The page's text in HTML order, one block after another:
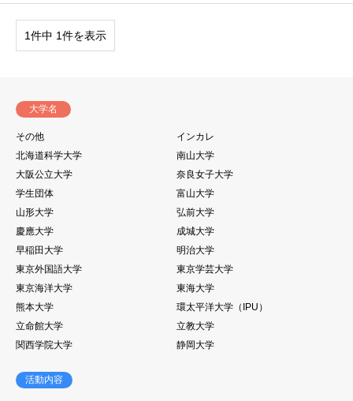
1件中 1件を表示
大学名
その他
インカレ
北海道科学大学
南山大学
大阪公立大学
奈良女子大学
学生団体
富山大学
山形大学
弘前大学
慶應大学
成城大学
早稲田大学
明治大学
東京外国語大学
東京学芸大学
東京海洋大学
東海大学
熊本大学
環太平洋大学（IPU）
立命館大学
立教大学
関西学院大学
静岡大学
活動内容